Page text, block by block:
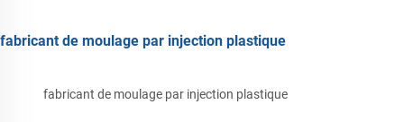
fabricant de moulage par injection plastique
fabricant de moulage par injection plastique